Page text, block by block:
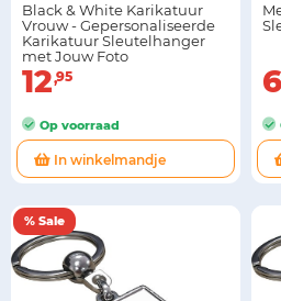
Black & White Karikatuur
Vrouw - Gepersonaliseerde
Karikatuur Sleutelhanger
met Jouw Foto
12 95
Op voorraad
In winkelmandje
6
% Sale